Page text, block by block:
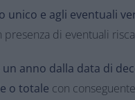
unico e agli eventuali
di eventuali
un anno dalla data di
o totale con